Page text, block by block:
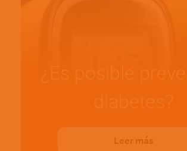
¿Es posible
diabetes?
Leer más